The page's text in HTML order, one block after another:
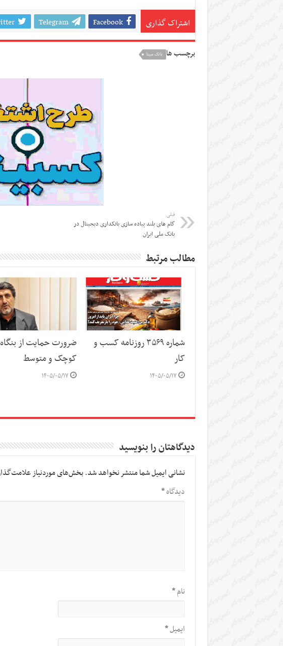
اشتراک گذاری Facebook
Telegram
برچسب ها بانک سینا
قبلی
گام های بلند پیاده سازی بانکداری دیجیتال در
بانک ملی ایران
مطالب مرتبط
شماره ۳۵۶۹ روزنامه کسب و
کار
۱۴۰۵/۰۵/۱۷
ضرورت حمایت از
کوچک و متوسط
۱۴۰۵/۰۵/۱۷
دیدگاهتان را بنویسید
نشانی ایمیل شما منتشر نخواهد شد.بخش‌های موردنیاز
دیدگاه*
نام*
ایمیل*